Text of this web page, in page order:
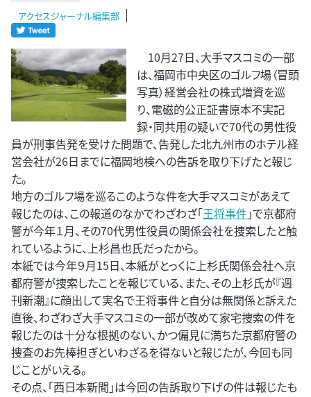
アクセスジャーナル編集部
10月27日、大手マスコミの一部
は、福岡市中央区のゴルフ場（冒頭
写真）経営会社の株式増資を巡
り、電磁的公正証書原本不実記
録・同共用の疑いで70代の男性役
員が刑事告発を受けた問題で、告発した北九州市のホテル経
営会社が26日までに福岡地検への告訴を取り下げたと報じ
た。
地方のゴルフ場を巡るこのような件を大手マスコミがあえて
報じたのは、この報道のなかでわざわざ「王将事件」で京都府
警が今年１月、その70代男性役員の関係会社を捜索したと触
れているように、上杉昌也氏だったから。
本紙では今年９月15日、本紙がとっくに上杉氏関係会社へ京
都府警が捜索したことを報じている、また、その上杉氏が『週
刊新潮』に顔出して実名で王将事件と自分は無関係と訴えた
直後、わざわざ大手マスコミの一部が改めて家宅捜索の件を
報じたのは十分な根拠のない、かつ偏見に満ちた京都府警の
捜査のお先棒担ぎといわざるを得ないと報じたが、今回も同
じことがいえる。
その点、「西日本新聞」は今回の告訴取り下げの件は報じたも